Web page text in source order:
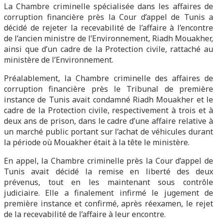
La Chambre criminelle spécialisée dans les affaires de
corruption financière près la Cour d’appel de Tunis a
décidé de rejeter la recevabilité de l’affaire à l’encontre
de l’ancien ministre de l’Environnement, Riadh Mouakher,
ainsi que d’un cadre de la Protection civile, rattaché au
ministère de l’Environnement.
Préalablement, la Chambre criminelle des affaires de
corruption financière près le Tribunal de première
instance de Tunis avait condamné Riadh Mouakher et le
cadre de la Protection civile, respectivement à trois et à
deux ans de prison, dans le cadre d’une affaire relative à
un marché public portant sur l’achat de véhicules durant
la période où Mouakher était à la tête le ministère.
En appel, la Chambre criminelle près la Cour d’appel de
Tunis avait décidé la remise en liberté des deux
prévenus, tout en les maintenant sous contrôle
judiciaire. Elle a finalement infirmé le jugement de
première instance et confirmé, après réexamen, le rejet
de la recevabilité de l’affaire à leur encontre.